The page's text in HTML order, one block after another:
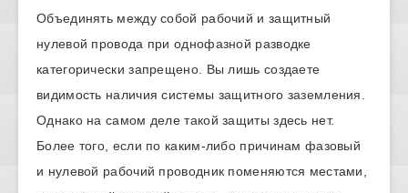
Объединять между собой рабочий и защитный
нулевой провода при однофазной разводке
категорически запрещено. Вы лишь создаете
видимость наличия системы защитного заземления.
Однако на самом деле такой защиты здесь нет.
Более того, если по каким-либо причинам фазовый
и нулевой рабочий проводник поменяются местами,